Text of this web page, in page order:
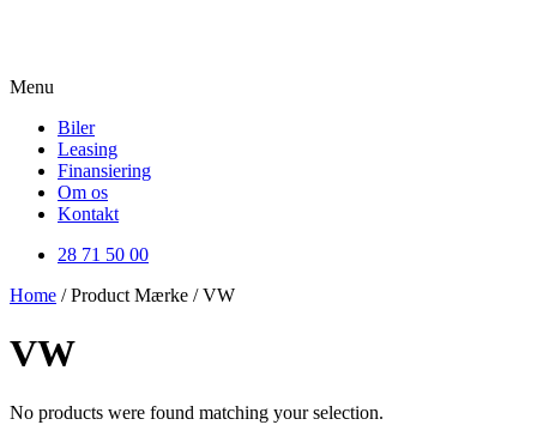
Menu
Biler
Leasing
Finansiering
Om os
Kontakt
28 71 50 00
Home / Product Mærke / VW
VW
No products were found matching your selection.